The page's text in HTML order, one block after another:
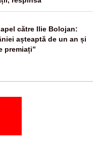
către Ilie Bolojan:
așteaptă de un an și
premiați”